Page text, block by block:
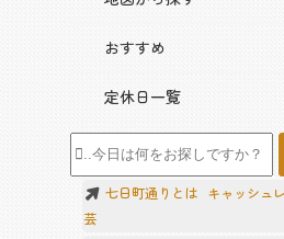
おすすめ
定休日一覧
七日町通りとは キャッシュ
芸